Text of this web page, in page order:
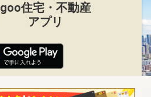
goo住宅・不動産
アプリ